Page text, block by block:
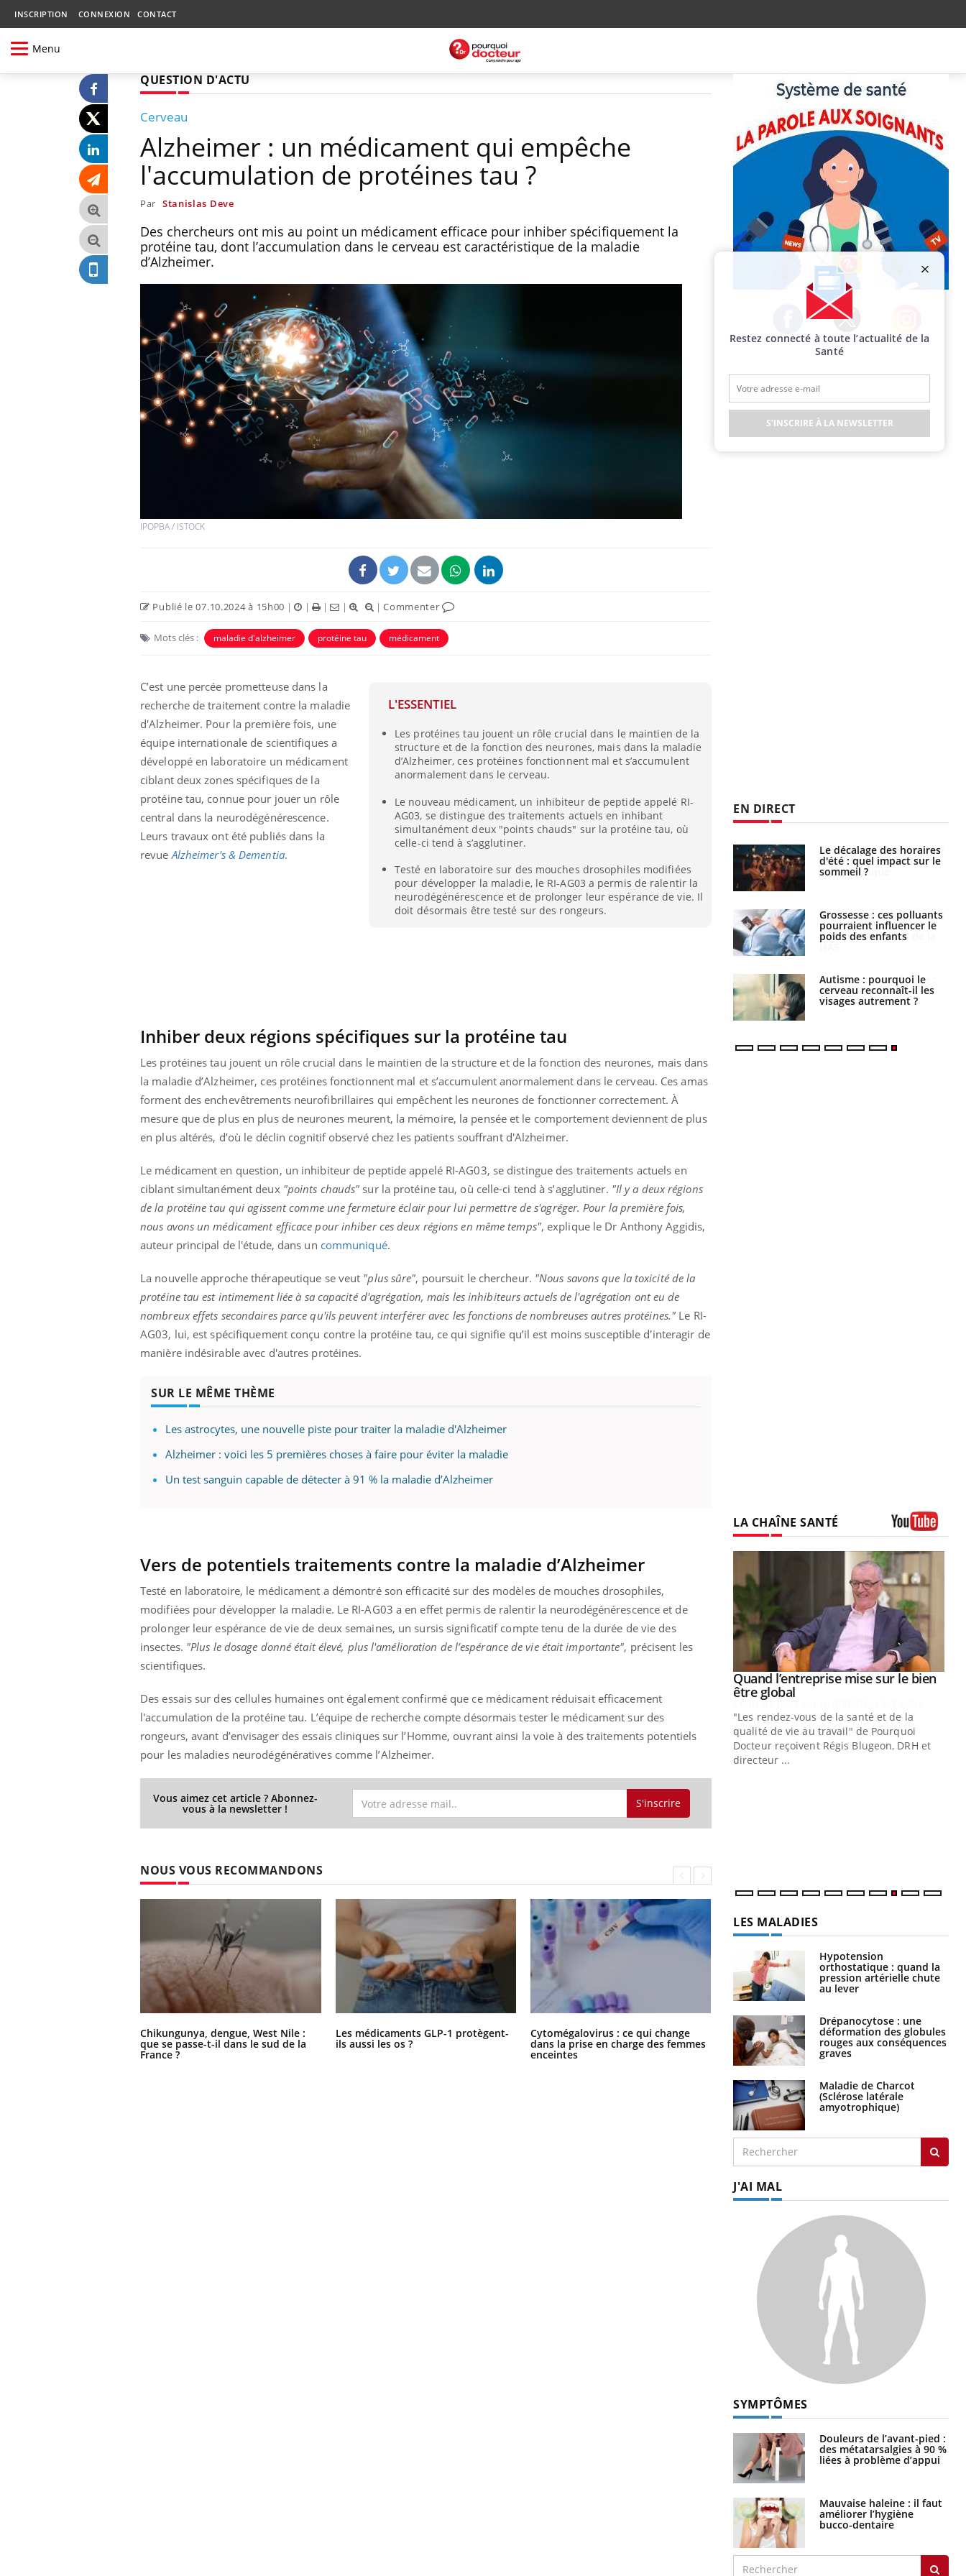
INSCRIPTION CONNEXION CONTACT
Menu
QUESTION D'ACTU
Cerveau
Alzheimer : un médicament qui empêche
l'accumulation de protéines tau ?
Par Stanislas Deve
Des chercheurs ont mis au point un médicament efficace pour inhiber spécifiquement la
protéine tau, dont l’accumulation dans le cerveau est caractéristique de la maladie
d’Alzheimer.
IPOPBA / ISTOCK
Publié le 07.10.2024 à 15h00 | | | | |Commenter
Mots clés : maladie d'alzheimer protéine tau médicament
L'ESSENTIEL
Les protéines tau jouent un rôle crucial dans le maintien de la
structure et de la fonction des neurones, mais dans la maladie
d’Alzheimer, ces protéines fonctionnent mal et s’accumulent
anormalement dans le cerveau.
Le nouveau médicament, un inhibiteur de peptide appelé RI-
AG03, se distingue des traitements actuels en inhibant
simultanément deux "points chauds" sur la protéine tau, où
celle-ci tend à s’agglutiner.
Testé en laboratoire sur des mouches drosophiles modifiées
pour développer la maladie, le RI-AG03 a permis de ralentir la
neurodégénérescence et de prolonger leur espérance de vie. Il
doit désormais être testé sur des rongeurs.
C’est une percée prometteuse dans la
recherche de traitement contre la maladie
d'Alzheimer. Pour la première fois, une
équipe internationale de scientifiques a
développé en laboratoire un médicament
ciblant deux zones spécifiques de la
protéine tau, connue pour jouer un rôle
central dans la neurodégénérescence.
Leurs travaux ont été publiés dans la
revue Alzheimer's & Dementia.
Inhiber deux régions spécifiques sur la protéine tau
Les protéines tau jouent un rôle crucial dans le maintien de la structure et de la fonction des neurones, mais dans
la maladie d’Alzheimer, ces protéines fonctionnent mal et s’accumulent anormalement dans le cerveau. Ces amas
forment des enchevêtrements neurofibrillaires qui empêchent les neurones de fonctionner correctement. À
mesure que de plus en plus de neurones meurent, la mémoire, la pensée et le comportement deviennent de plus
en plus altérés, d’où le déclin cognitif observé chez les patients souffrant d'Alzheimer.
Le médicament en question, un inhibiteur de peptide appelé RI-AG03, se distingue des traitements actuels en
ciblant simultanément deux "points chauds" sur la protéine tau, où celle-ci tend à s’agglutiner. "Il y a deux régions
de la protéine tau qui agissent comme une fermeture éclair pour lui permettre de s'agréger. Pour la première fois,
nous avons un médicament efficace pour inhiber ces deux régions en même temps", explique le Dr Anthony Aggidis,
auteur principal de l'étude, dans un communiqué.
La nouvelle approche thérapeutique se veut "plus sûre", poursuit le chercheur. "Nous savons que la toxicité de la
protéine tau est intimement liée à sa capacité d'agrégation, mais les inhibiteurs actuels de l'agrégation ont eu de
nombreux effets secondaires parce qu'ils peuvent interférer avec les fonctions de nombreuses autres protéines." Le RI-
AG03, lui, est spécifiquement conçu contre la protéine tau, ce qui signifie qu’il est moins susceptible d'interagir de
manière indésirable avec d'autres protéines.
SUR LE MÊME THÈME
Les astrocytes, une nouvelle piste pour traiter la maladie d'Alzheimer
Alzheimer : voici les 5 premières choses à faire pour éviter la maladie
Un test sanguin capable de détecter à 91 % la maladie d’Alzheimer
Vers de potentiels traitements contre la maladie d’Alzheimer
Testé en laboratoire, le médicament a démontré son efficacité sur des modèles de mouches drosophiles,
modifiées pour développer la maladie. Le RI-AG03 a en effet permis de ralentir la neurodégénérescence et de
prolonger leur espérance de vie de deux semaines, un sursis significatif compte tenu de la durée de vie des
insectes. "Plus le dosage donné était élevé, plus l'amélioration de l’espérance de vie était importante", précisent les
scientifiques.
Des essais sur des cellules humaines ont également confirmé que ce médicament réduisait efficacement
l'accumulation de la protéine tau. L’équipe de recherche compte désormais tester le médicament sur des
rongeurs, avant d’envisager des essais cliniques sur l’Homme, ouvrant ainsi la voie à des traitements potentiels
pour les maladies neurodégénératives comme l’Alzheimer.
Vous aimez cet article ? Abonnez-
vous à la newsletter ! S'inscrire
NOUS VOUS RECOMMANDONS
Chikungunya, dengue, West Nile :
que se passe-t-il dans le sud de la
France ?
Les médicaments GLP-1 protègent-
ils aussi les os ?
Cytomégalovirus : ce qui change
dans la prise en charge des femmes
enceintes
La sieste empêche-t-elle de dormir
la nuit ?
Facebook Twitter Instagram
EN DIRECT
Mordue par un
barracuda, une petite fille
Comment gérer le
vacances ?
Bilan prévention : ce que
enfin expliqué
Intolérance au gluten : les
Le décalage des horaires
d'été : quel impact sur le
sommeil ?
Grossesse : ces polluants
pourraient influencer le
poids des enfants
Autisme : pourquoi le
cerveau reconnaît-il les
visages autrement ?
LA CHAÎNE SANTÉ
Diabète & Ramadan 2026
Le Ramadan approche, et, pour de
nombreuses personnes atteintes de
diabète, c'est une période de questions, de
faciliter l’accès à la médecine
préventiveYoutube
Un établissement lié à un groupe
mutualiste innove en matière de bilan de
santé : l'utilisation d'un « jumeau
Youtube
Coup de food sur le diabète, c'est votre
nouveau rendez-vous culinaire qui
bouscule les idées reçues ! Dans cet
Youtube
Quand l’entreprise mise sur le bien
être globalYoutube
"Les rendez-vous de la santé et de la
qualité de vie au travail" de Pourquoi
Docteur reçoivent Régis Blugeon, DRH et
directeur ...
LES MALADIES
Hypotension
orthostatique : quand la
pression artérielle chute
au lever
Drépanocytose : une
déformation des globules
rouges aux conséquences
graves
Maladie de Charcot
(Sclérose latérale
amyotrophique)
J'AI MAL
SYMPTÔMES
Douleurs de l’avant-pied :
des métatarsalgies à 90 %
liées à problème d’appui
Mauvaise haleine : il faut
améliorer l’hygiène
bucco-dentaire
Restez connecté à toute l’actualité de la
Santé
S'INSCRIRE À LA NEWSLETTER